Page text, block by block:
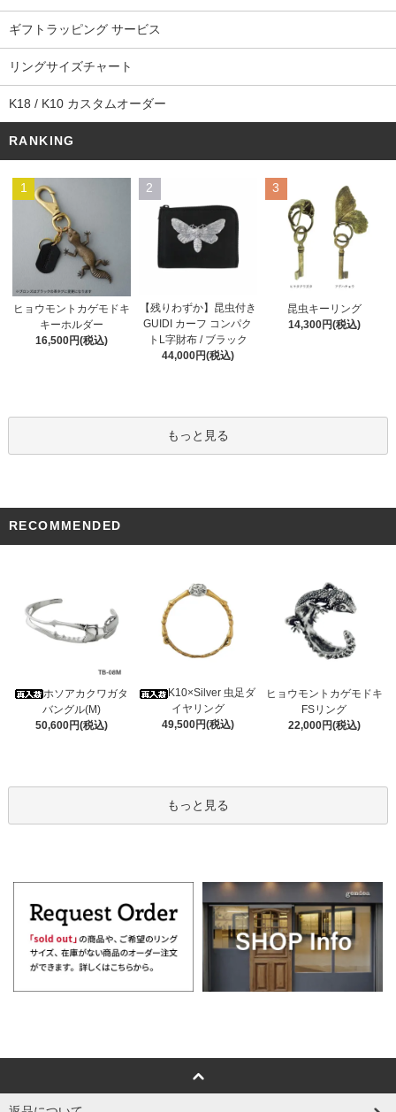
ギフトラッピング サービス
リングサイズチャート
K18 / K10 カスタムオーダー
RANKING
1
ヒョウモントカゲモドキ
キーホルダー
16,500円(税込)
2
【残りわずか】昆虫付き
GUIDI カーフ コンパク
トL字財布 / ブラック
44,000円(税込)
3
昆虫キーリング
14,300円(税込)
もっと見る
RECOMMENDED
ホソアカクワガタ
バングル(M)
50,600円(税込)
K10×Silver 虫足ダ
イヤリング
49,500円(税込)
ヒョウモントカゲモドキ
FSリング
22,000円(税込)
もっと見る